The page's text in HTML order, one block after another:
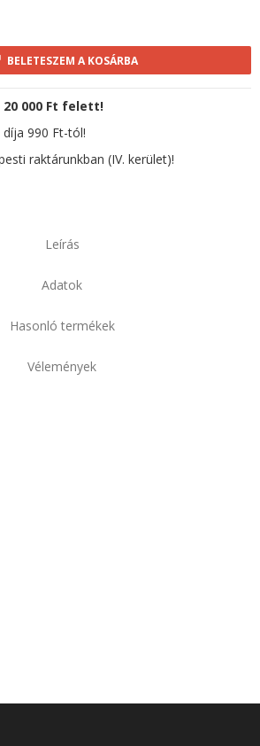
BELETESZEM A KOSÁRBA
000 Ft felett!
990 Ft-tól!
raktárunkban (IV. kerület)!
Leírás
Adatok
Hasonló termékek
Vélemények